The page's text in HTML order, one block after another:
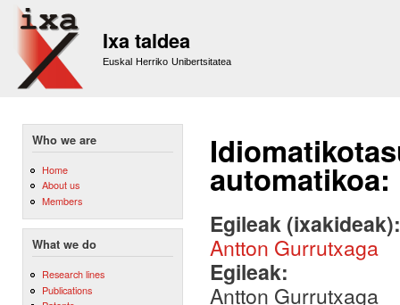
Ixa taldea
Euskal Herriko Unibertsitatea
Who we are
Home
About us
Members
What we do
Research lines
Publications
automatikoa:
Egileak
Antton Gurrutxaga
Egileak:
Antton Gurrutxaga